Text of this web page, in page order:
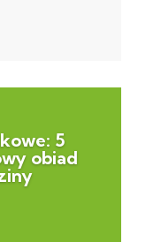
5
obiad